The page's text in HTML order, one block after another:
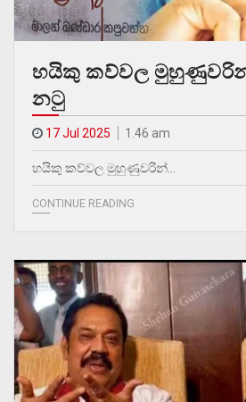
හයිකු කව්වල මුහුණුවරින්
නටු
17 Jul 2025 1.46 am
හයිකු කව්වල මුහුණුවරින්…
CONTINUE READING